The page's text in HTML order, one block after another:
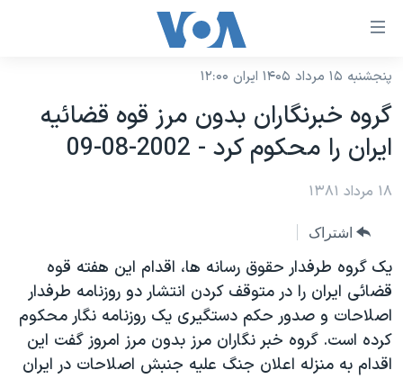
لینکهای
دسترسی
جهش
به
محتوای
اصلی
جهش
صفحه
اصلی
جهش
به
جستجو
نسخه سبک وب‌سایت
موضوع ها
ایران
آمریکا
جهان
ورزشی
گزیده‌ها
ویژه برنامه‌ها
برنامه های تلویزیونی
جدول برنامه ها
صفحه‌های ویژه
جام جهانی ۲۰۲۶
عملیات خشم حماسی
۲۵۰سالگی آمریکا
فرکانس‌های صدای آمریکا
پخش رادیویی
یادگیری زبان انگلیسی
پنجشنبه ۱۵ مرداد ۱۴۰۵ ایران ۱۲:۰۰
گروه خبرنگاران بدون مرز قوه قضائيه
ايران را محکوم کرد - 2002-08-09
۱۸ مرداد ۱۳۸۱
اشتراک
يک گروه طرفدار حقوق رسانه ها، اقدام اين هفته قوه
قضائی ايران را در متوقف کردن انتشار دو روزنامه طرفدار
اصلاحات و صدور حکم دستگيری يک روزنامه نگار محکوم
کرده است. گروه خبر نگاران مرز بدون مرز امروز گفت اين
اقدام به منزله اعلان جنگ عليه جنبش اصلاحات در ايران